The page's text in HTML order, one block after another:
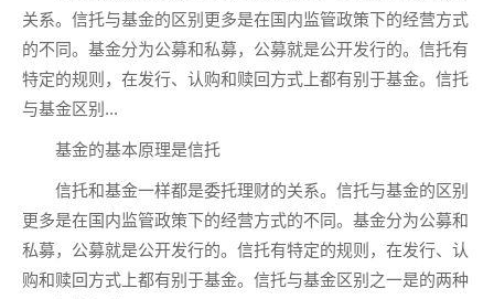
关系。信托与基金的区别更多是在国内监管政策下的经营方式
的不同。基金分为公募和私募，公募就是公开发行的。信托有
特定的规则，在发行、认购和赎回方式上都有别于基金。信托
与基金区别...
基金的基本原理是信托
信托和基金一样都是委托理财的关系。信托与基金的区别
更多是在国内监管政策下的经营方式的不同。基金分为公募和
私募，公募就是公开发行的。信托有特定的规则，在发行、认
购和赎回方式上都有别于基金。信托与基金区别之一是的两种